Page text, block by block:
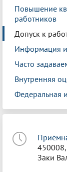
Повышение
работников
Допуск к
Информация
Часто
Внутренняя
Федеральная
450008,
Заки